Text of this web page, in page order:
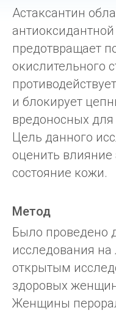
Астаксантин
предотвращает
окислительного
и блокирует
вредоносных
Цель данного
оценить влияние
состояние кожи.
Метод
Было проведено
исследования
открытым
здоровых
Женщины